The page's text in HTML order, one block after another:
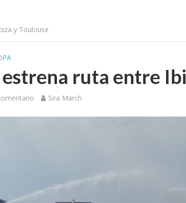
y Toulouse
ruta entre
Sira March